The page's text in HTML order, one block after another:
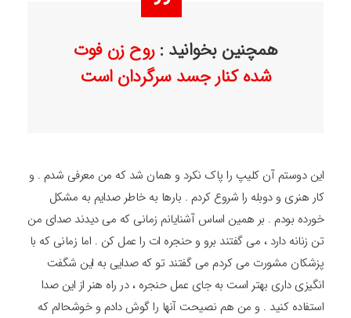
همچنین بخوانید :روح زن فوت
شده کنار جسد سرگردان است
این دوستم آن کلیپ را پاک نکرد و همان شد که من معرفی شدم . و
کار هنری و دوبله را شروع کردم . بارها به خاطر صدایم به مشکل
خورده بودم . بر همین اساس آشنایانم زمانی که می دیدند صدای من
تن زنانه دارد ، می گفتند برو و حنجره ات را عمل کن . اما زمانی که با
پزشکان مشورت می کردم می گفتند تو که صدایی به این شگفت
انگیزی داری بهتر است به جای عمل حنجره ، در راه هنر از این صدا
استفاده کنید . و من هم نصیحت آنها را گوش دادم و خوشحالم که